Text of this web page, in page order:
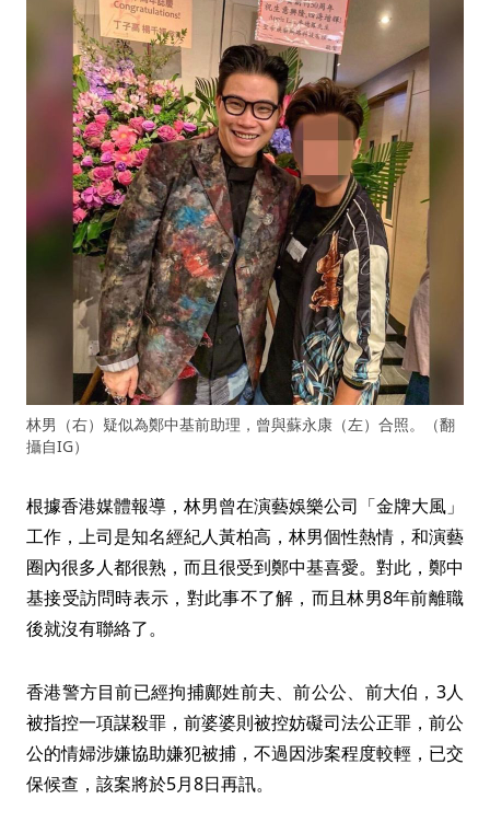
林男（右）疑似為鄭中基前助理，曾與蘇永康（左）合照。（翻
攝自IG）
根據香港媒體報導，林男曾在演藝娛樂公司「金牌大風」
工作，上司是知名經紀人黃柏高，林男個性熱情，和演藝
圈內很多人都很熟，而且很受到鄭中基喜愛。對此，鄭中
基接受訪問時表示，對此事不了解，而且林男8年前離職
後就沒有聯絡了。
香港警方目前已經拘捕鄺姓前夫、前公公、前大伯，3人
被指控一項謀殺罪，前婆婆則被控妨礙司法公正罪，前公
公的情婦涉嫌協助嫌犯被捕，不過因涉案程度較輕，已交
保候查，該案將於5月8日再訊。